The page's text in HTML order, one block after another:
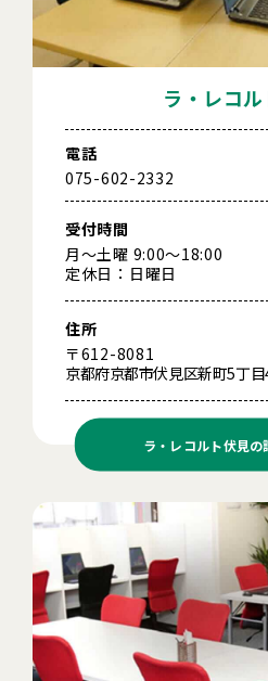
ラ・レコ
電話
075-602-2332
受付時間
月～土曜 9:00～18:00
定休日：日曜日
住所
〒612-8081
京都府京都市伏見区新町5丁
ラ・レコルト伏見の